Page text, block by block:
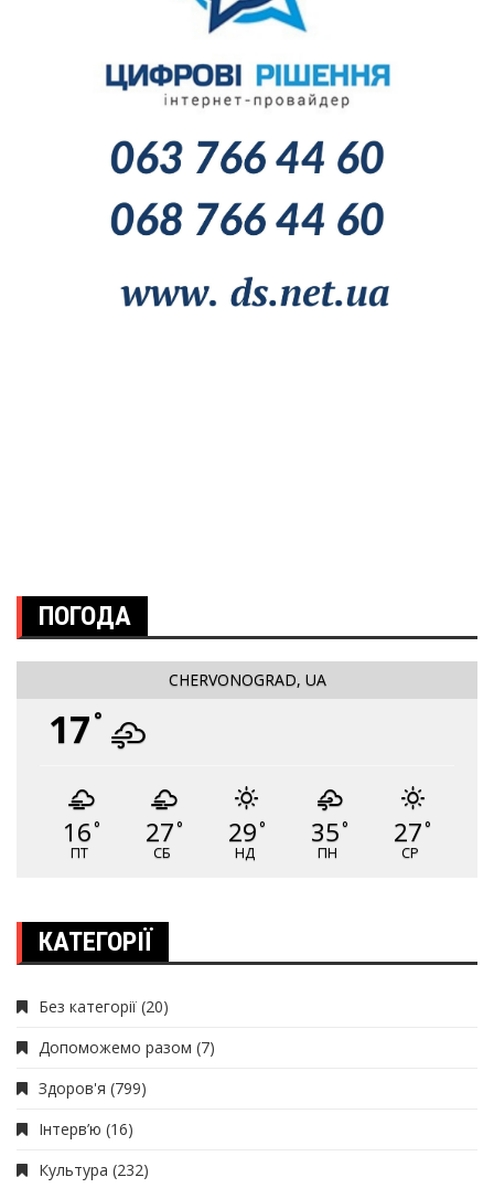
ПОГОДА
CHERVONOGRAD, UA
17 °
16°
ПТ
27°
СБ
29°
НД
35°
ПН
27°
СР
КАТЕГОРІЇ
Без категорії (20)
Допоможемо разом (7)
Здоров'я (799)
Інтерв’ю (16)
Культура (232)